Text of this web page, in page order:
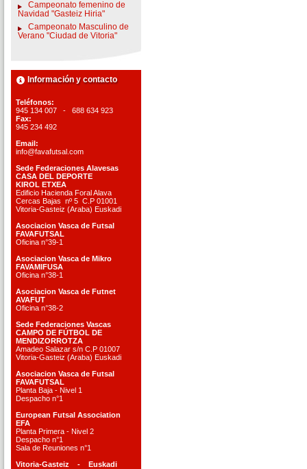
Campeonato femenino de
Navidad "Gasteiz Hiria"
Campeonato Masculino de
Verano "Ciudad de Vitoria"
Información y contacto
Teléfonos:
945 134 007 - 688 634 923
Fax:
945 234 492
Email:
info@favafutsal.com
Sede Federaciones Alavesas
CASA DEL DEPORTE
KIROL ETXEA
Edificio Hacienda Foral Alava
Cercas Bajas nº 5 C.P 01001
Vitoria-Gasteiz (Araba) Euskadi
Asociacion Vasca de Futsal
FAVAFUTSAL
Oficina n°39-1
Asociacion Vasca de Mikro
FAVAMIFUSA
Oficina n°38-1
Asociacion Vasca de Futnet
AVAFUT
Oficina n°38-2
Sede Federaciones Vascas
CAMPO DE FÚTBOL DE
MENDIZORROTZA
Amadeo Salazar s/n C.P 01007
Vitoria-Gasteiz (Araba) Euskadi
Asociacion Vasca de Futsal
FAVAFUTSAL
Planta Baja - Nivel 1
Despacho n°1
European Futsal Association
EFA
Planta Primera - Nivel 2
Despacho n°1
Sala de Reuniones n°1
Vitoria-Gasteiz - Euskadi